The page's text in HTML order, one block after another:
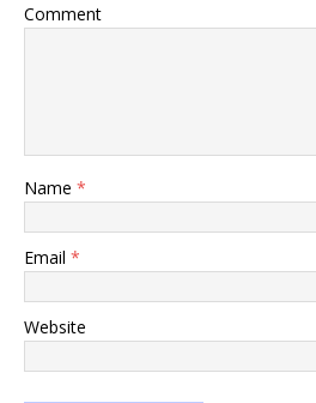
Comment
Name *
Email *
Website